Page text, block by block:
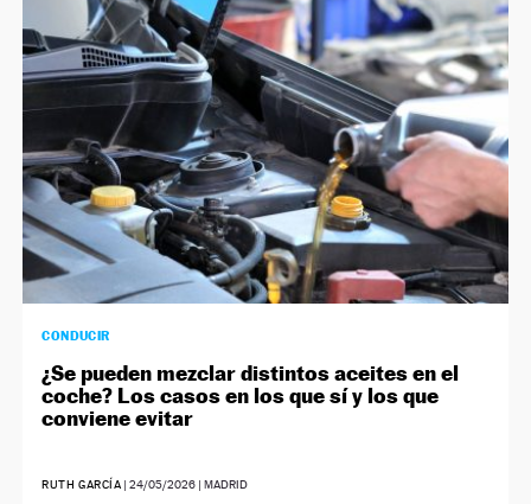
NEWSLETTER
SÍGUENOS
CONDUCIR
¿Se pueden mezclar distintos aceites en el
coche? Los casos en los que sí y los que
conviene evitar
RUTH GARCÍA |24/05/2026 | MADRID